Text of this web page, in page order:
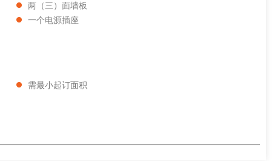
两（三）面墙板
一个电源插座
需最小起订面积